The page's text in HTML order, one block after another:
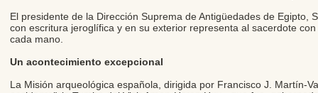
El presidente de la Dirección Suprema de Antigüedades de
con escritura jeroglífica y en su exterior representa al sacerdote
cada mano.
Un acontecimiento excepcional
La Misión arqueológica española, dirigida por Francisco J. Martín-